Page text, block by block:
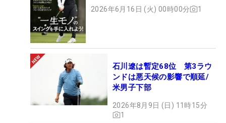
2026年6月16日 (火) 00時00分 1
石川遼は暫定68位 第3ラウ
ンドは悪天候の影響で順延/
米男子下部
2026年8月9日 (日) 11時15分
1